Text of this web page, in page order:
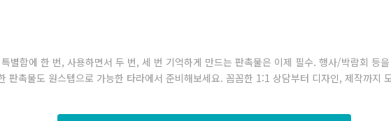
별함에 한 번, 사용하면서 두 번, 세 번 기억하게 만드는 판촉물은 이제 필수. 행사/박람회 등
판촉물도 원스텝으로 가능한 타라에서 준비해보세요. 꼼꼼한 1:1 상담부터 디자인, 제작까지